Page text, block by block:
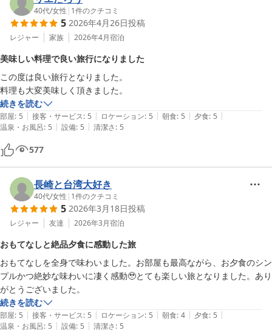
また、利用させていただきたいと思います。
お世話になりました。
40代/女性 | 1件のクチコミ
5 2026年4月26日投稿
レジャー 家族 2026年4月宿泊
美味しい料理で良い旅行になりました
この度は良い旅行となりました。
料理も大変美味しく頂きました。
続きを読む
部屋: 5 | 接客・サービス: 5 | ロケーション: 5 | 朝食: 5 | 夕食: 5 |
温泉・お風呂: 5 | 設備: 5 | 清潔さ: 5
577
長崎と台湾大好き
40代/女性 | 1件のクチコミ
5 2026年3月18日投稿
レジャー 友達 2026年3月宿泊
おもてなしと絶品夕食に感動した旅
おもてなしを全身で味わいました。お部屋も最高ながら、お夕食のシン
プルかつ絶妙な味わいに凄く感動🥹とても楽しい旅となりました。あり
がとうございました。
続きを読む
部屋: 5 | 接客・サービス: 5 | ロケーション: 5 | 朝食: 4 | 夕食: 5 |
温泉・お風呂: 5 | 設備: 5 | 清潔さ: 5